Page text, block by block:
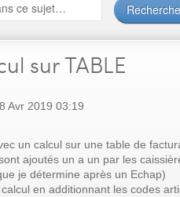
sur TABLE
Avr 2019 03:19
un calcul sur une table de
ajoutés un a un par les
je détermine après un Echap)
en additionnant les codes